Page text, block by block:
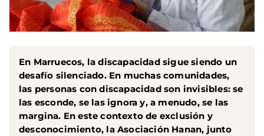
En Marruecos, la discapacidad sigue siendo un
desafío silenciado. En muchas comunidades,
las personas con discapacidad son invisibles: se
las esconde, se las ignora y, a menudo, se las
margina. En este contexto de exclusión y
desconocimiento, la Asociación Hanan, junto